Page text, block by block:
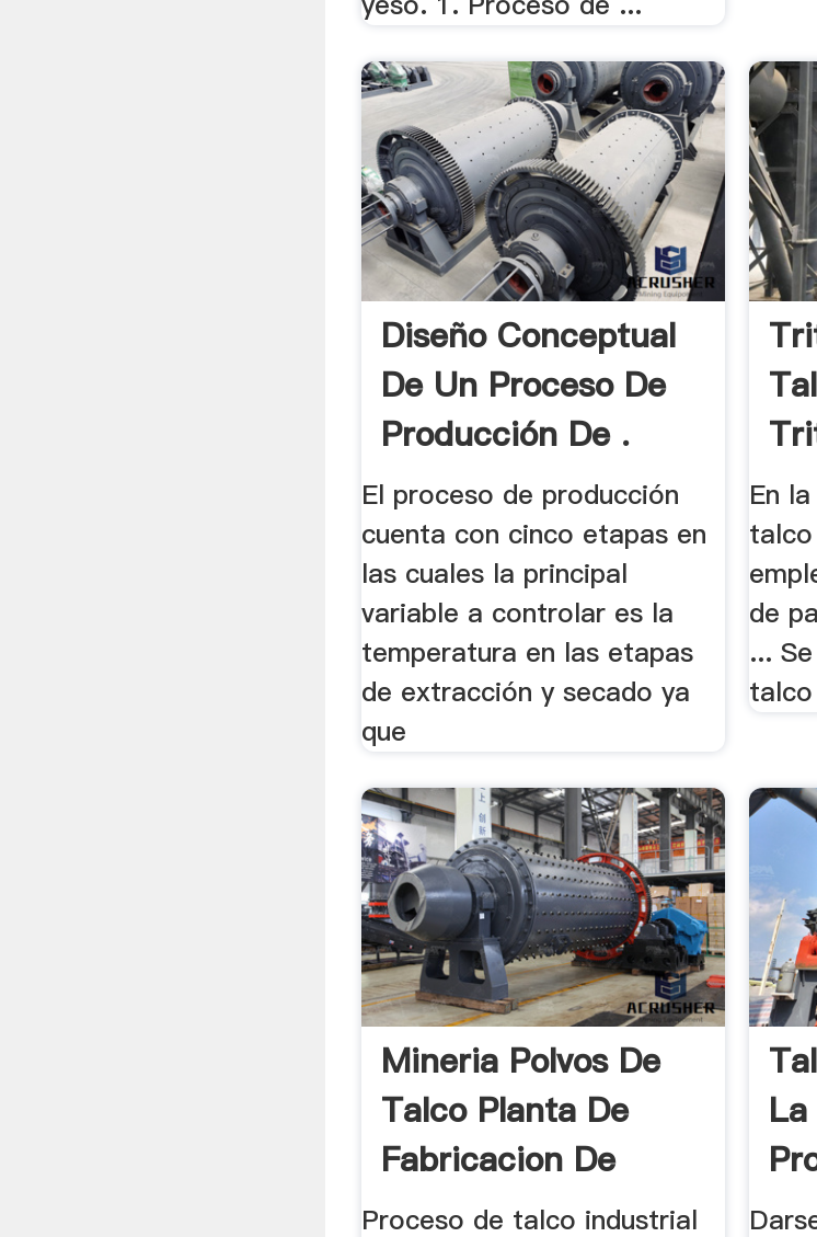
Diseño Conceptual
De Un Proceso De
Producción De .
El proceso de producción
cuenta con cinco etapas en
las cuales la principal
variable a controlar es la
temperatura en las etapas
de extracción y secado ya
que
En
de
...
Mineria Polvos De
Talco Planta De
Fabricacion De
Proceso de talco industrial